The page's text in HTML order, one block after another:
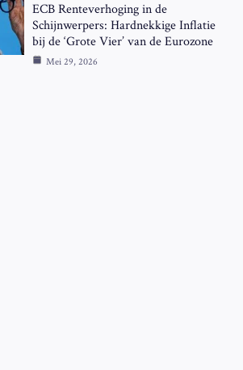
ECB Renteverhoging in de
Schijnwerpers: Hardnekkige Inflatie
bij de ‘Grote Vier’ van de Eurozone
Mei 29, 2026